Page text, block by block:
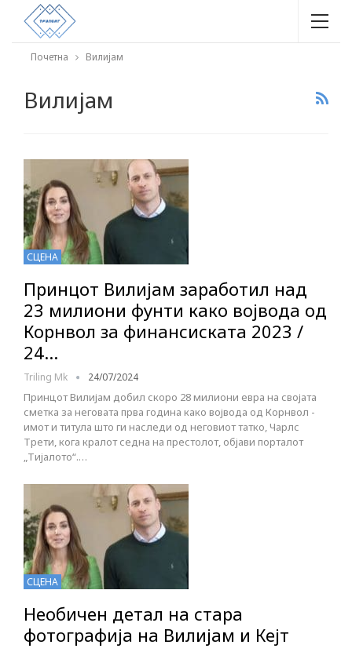
Почетна Вилијам
Вилијам
СЦЕНА
Принцот Вилијам заработил над
23 милиони фунти како војвода од
Корнвол за финансиската 2023 /
24…
Triling Mk 24/07/2024
Принцот Вилијам добил скоро 28 милиони евра на својата
сметка за неговата прва година како војвода од Корнвол -
имот и титула што ги наследи од неговиот татко, Чарлс
Трети, кога кралот седна на престолот, објави порталот
„Тијалото“.…
СЦЕНА
Необичен детал на стара
фотографија на Вилијам и Кејт